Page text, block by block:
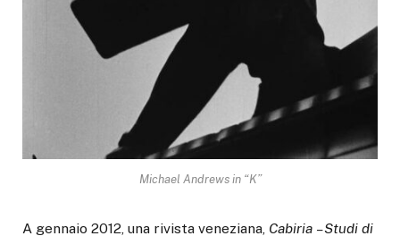
Michael Andrews in “K”
A gennaio 2012, una rivista veneziana, Cabiria – Studi di